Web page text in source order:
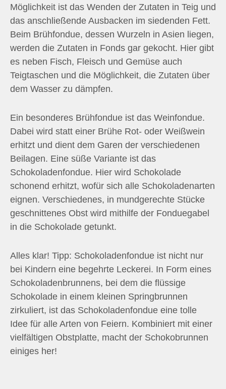
Möglichkeit ist das Wenden der Zutaten in Teig und
das anschließende Ausbacken im siedenden Fett.
Beim Brühfondue, dessen Wurzeln in Asien liegen,
werden die Zutaten in Fonds gar gekocht. Hier gibt
es neben Fisch, Fleisch und Gemüse auch
Teigtaschen und die Möglichkeit, die Zutaten über
dem Wasser zu dämpfen.
Ein besonderes Brühfondue ist das Weinfondue.
Dabei wird statt einer Brühe Rot- oder Weißwein
erhitzt und dient dem Garen der verschiedenen
Beilagen. Eine süße Variante ist das
Schokoladenfondue. Hier wird Schokolade
schonend erhitzt, wofür sich alle Schokoladenarten
eignen. Verschiedenes, in mundgerechte Stücke
geschnittenes Obst wird mithilfe der Fonduegabel
in die Schokolade getunkt.
Alles klar! Tipp: Schokoladenfondue ist nicht nur
bei Kindern eine begehrte Leckerei. In Form eines
Schokoladenbrunnens, bei dem die flüssige
Schokolade in einem kleinen Springbrunnen
zirkuliert, ist das Schokoladenfondue eine tolle
Idee für alle Arten von Feiern. Kombiniert mit einer
vielfältigen Obstplatte, macht der Schokobrunnen
einiges her!